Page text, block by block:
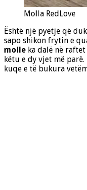
Molla RedLove
Është një pyetje që
sapo shikon frytin e
molle ka dalë në
këtu e dy vjet më
kuqe e të bukura